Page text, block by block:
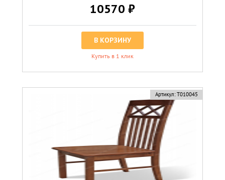
10570 ₽
В КОРЗИНУ
Купить в 1 клик
Артикул: Т010045